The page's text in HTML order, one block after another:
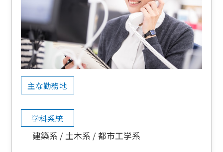
主な勤務地
学科系統
建築系 土木系 都市工学系